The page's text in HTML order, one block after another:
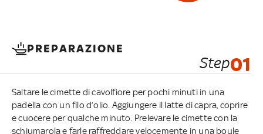
PREPARAZIONE
Step01
Saltare le cimette di cavolfiore per pochi minuti in una
padella con un filo d’olio. Aggiungere il latte di capra, coprire
e cuocere per qualche minuto. Prelevare le cimette con la
schiumarola e farle raffreddare velocemente in una boule